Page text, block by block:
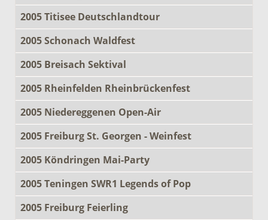
2005 Titisee Deutschlandtour
2005 Schonach Waldfest
2005 Breisach Sektival
2005 Rheinfelden Rheinbrückenfest
2005 Niedereggenen Open-Air
2005 Freiburg St. Georgen - Weinfest
2005 Köndringen Mai-Party
2005 Teningen SWR1 Legends of Pop
2005 Freiburg Feierling